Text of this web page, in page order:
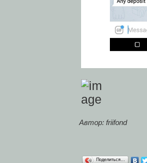
Автор: friifond
Поделиться…